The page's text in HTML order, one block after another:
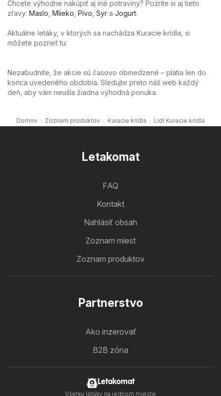
Chcete výhodne nakúpiť aj iné potraviny? Pozrite si aj tieto
zľavy: Maslo Mlieko Pivo Syr a Jogurt.
Aktuálne letáky, v ktorých sa nachádza Kuracie krídla, si
môžete pozrieť tu:
Nezabudnite, že akcie sú časovo obmedzené – platia len do
konca uvedeného obdobia. Sledujte preto náš web každý
deň, aby vám neušla žiadna výhodná ponuka.
Domov Zoznam produktov Kuracie krídla Lidl Kuracie krídla
Letakomat
FAQ
Kontakt
Nahlásiť obsah
Zoznam miest
Zoznam produktov
Partnerstvo
Ako inzerovať
B2B zóna
Letakomat
Všetky letáky na jednom mieste